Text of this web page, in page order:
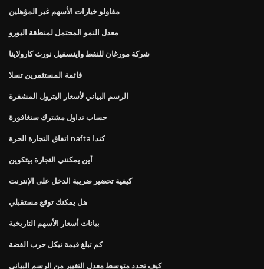
مقاولو خيارات الأسهم غير المؤهلين
معدل النمو المحتمل لمنطقة اليورو
شركة مورغان للنفط واينسفيل نورث كارولاينا
قائمة المستثمرين تسلا
الرسم البياني لأسعار البترول المشفرة
حساب تداول مشترك سنغافورة
اتفاق التجارة الحرة nafta كندا
أين يمكنني التجارة بيتكوين
كيفية تحضير ضريبة الدخل على الإنترنت
هل يمكنك توقع مستقبلي
بيانات أسعار الأسهم التاريخية
كم تبلغ قيمة نيكل حرب الفضة
كيف تحدد متوسط ​​معدل التغيير من الرسم البياني